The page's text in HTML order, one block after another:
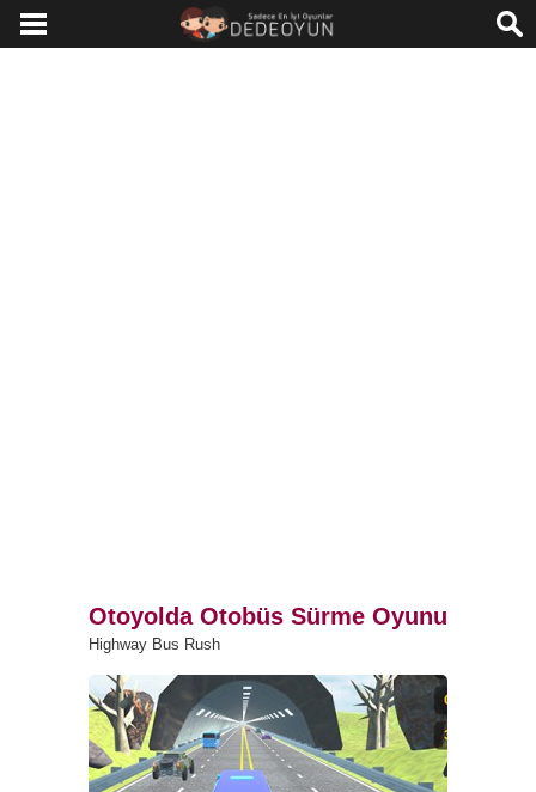
Otoyolda Otobüs Sürme Oyunu
Highway Bus Rush